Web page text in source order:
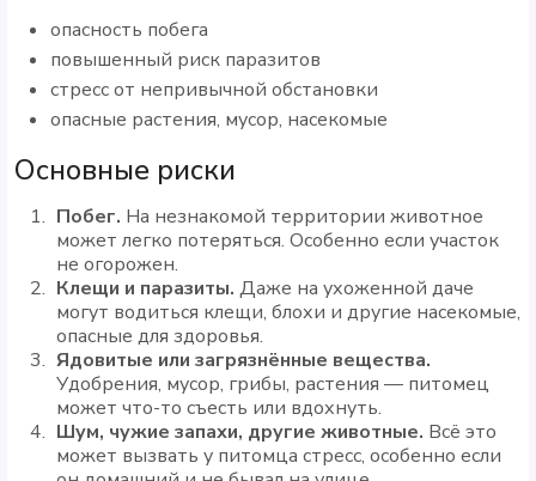
опасность побега
повышенный риск паразитов
стресс от непривычной обстановки
опасные растения, мусор, насекомые
Основные риски
Побег. На незнакомой территории животное
может легко потеряться. Особенно если участок
не огорожен.
Клещи и паразиты. Даже на ухоженной даче
могут водиться клещи, блохи и другие насекомые,
опасные для здоровья.
Ядовитые или загрязнённые вещества.
Удобрения, мусор, грибы, растения — питомец
может что-то съесть или вдохнуть.
Шум, чужие запахи, другие животные. Всё это
может вызвать у питомца стресс, особенно если